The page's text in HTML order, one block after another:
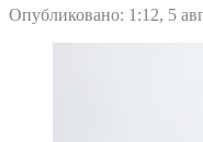
Опубликовано: 1:12, 5